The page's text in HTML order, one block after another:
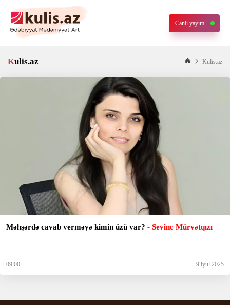
Canlı yayım
Kulis.az Kulis.az
Məhşərdə cavab verməyə kimin üzü var? - Sevinc Mürvətqızı
09:00 9 iyul 2025